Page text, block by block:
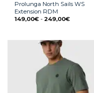
Prolunga North Sails WS
Extension RDM
149,00€ - 249,00€